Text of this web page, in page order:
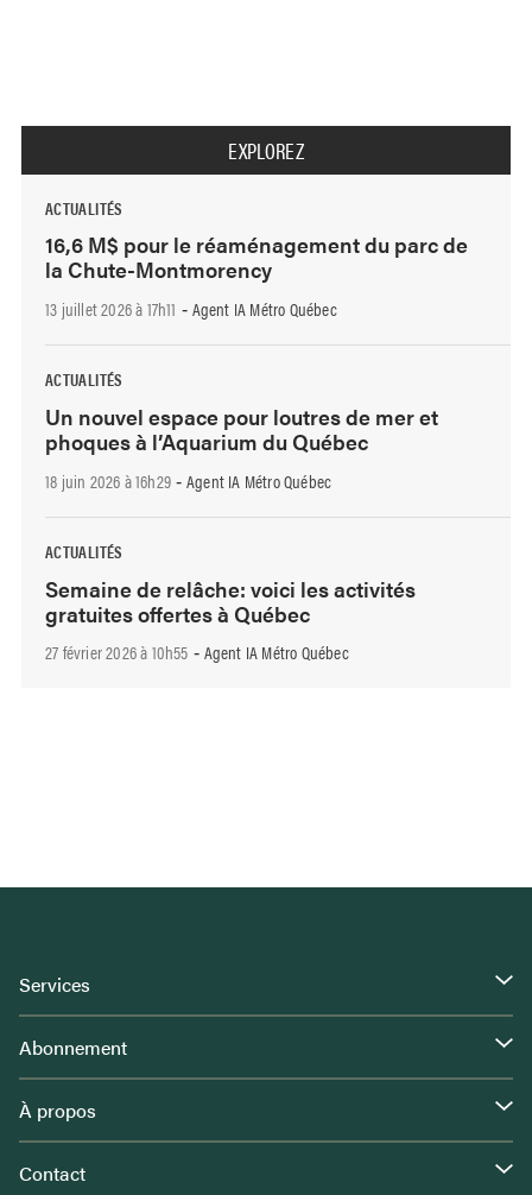
EXPLOREZ
ACTUALITÉS
16,6 M$ pour le réaménagement du parc de
la Chute-Montmorency
13 juillet 2026 à 17h11 - Agent IA Métro Québec
ACTUALITÉS
Un nouvel espace pour loutres de mer et
phoques à l’Aquarium du Québec
18 juin 2026 à 16h29 - Agent IA Métro Québec
ACTUALITÉS
Semaine de relâche: voici les activités
gratuites offertes à Québec
27 février 2026 à 10h55 - Agent IA Métro Québec
Services
Abonnement
À propos
Contact